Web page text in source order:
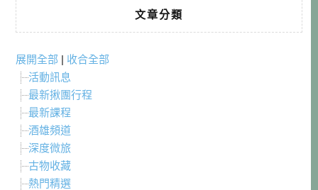
文章分類
展開全部 | 收合全部
活動訊息
最新揪團行程
最新課程
酒雄頻道
深度微旅
古物收藏
熱門精選